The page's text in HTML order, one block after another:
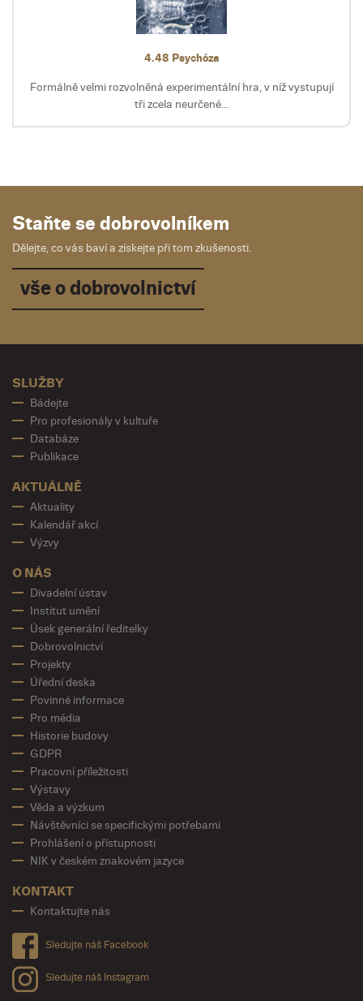
4.48 Psychóza
Formálně velmi rozvolněná experimentální hra, v níž vystupují
tři zcela neurčené...
Staňte se dobrovolníkem
Dělejte, co vás baví a získejte při tom zkušenosti.
vše o dobrovolnictví
SLUŽBY
Bádejte
Pro profesionály v kultuře
Databáze
Publikace
AKTUÁLNĚ
Aktuality
Kalendář akcí
Výzvy
O NÁS
Divadelní ústav
Institut umění
Úsek generální ředitelky
Dobrovolnictví
Projekty
Úřední deska
Povinné informace
Pro média
Historie budovy
GDPR
Pracovní příležitosti
Výstavy
Věda a výzkum
Návštěvníci se specifickými potřebami
Prohlášení o přístupnosti
NIK v českém znakovém jazyce
KONTAKT
Kontaktujte nás
Sledujte náš Facebook
Sledujte náš Instagram